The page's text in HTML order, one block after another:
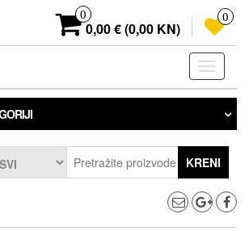
0
0,00 € (0,00 KN)
0
KRENI